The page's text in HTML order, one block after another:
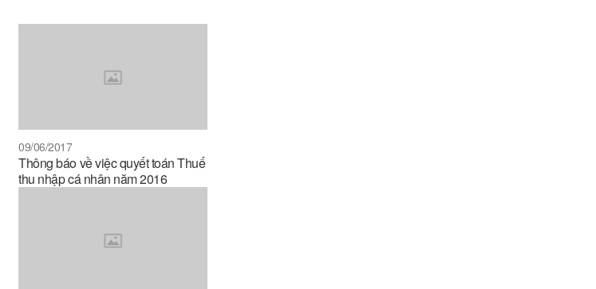
09/06/2017
Thông báo về việc quyết toán Thuế
thu nhập cá nhân năm 2016